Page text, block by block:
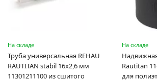
На складе
Труба универсальная REHAU
RAUTITAN stabil 16х2,6 мм
11301211100 из сшитого
На складе
Rautitan
для